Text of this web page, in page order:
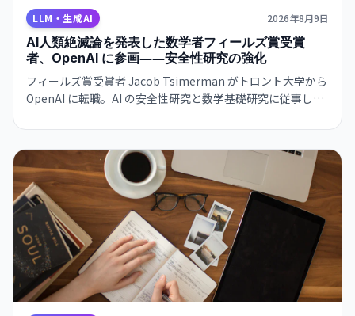
LLM・生成AI 2026年8月9日
AI人類絶滅論を発表した数学者フィールズ賞受賞
者、OpenAI に参画――安全性研究の強化
フィールズ賞受賞者 Jacob Tsimerman がトロント大学から
OpenAI に転職。AI の安全性研究と数学基礎研究に従事しま
ます。